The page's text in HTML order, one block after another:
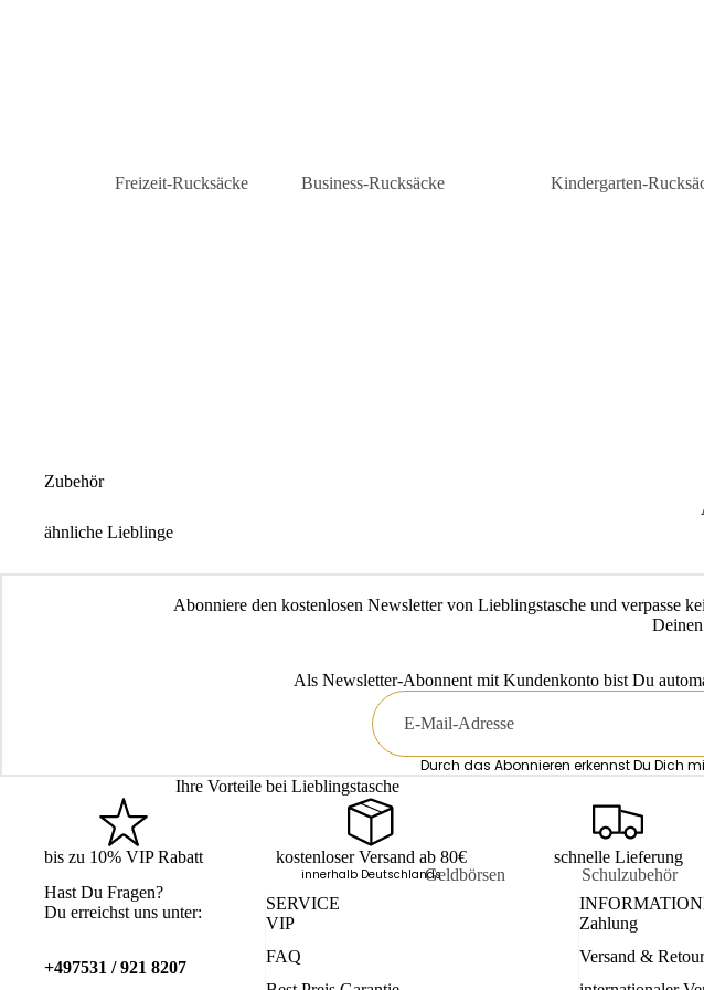
Freizeit-Rucksäcke
Business-Rucksäcke
Kindergarten-
Geldbörsen
Schulzubehör
Turnbeutel
Mäppchen
Schul-Accessoires
Zubehör
ähnliche Lieblinge
Abonniere den kostenlosen Newsletter von Lieblingstasche und verpasse
Als Newsletter-Abonnent mit Kundenkonto bist Du
E-
Mail
Durch das Abonnieren erkennst Du Dich
Ihre Vorteile bei Lieblingstasche
bis zu 10% VIP Rabatt kostenloser Versand ab 80€
innerhalb Deutschlands
schnelle Lieferung
Hast Du Fragen?
Du erreichst uns unter:
+497531 / 921 8207
SERVICE
VIP
FAQ
Zahlung
Versand &